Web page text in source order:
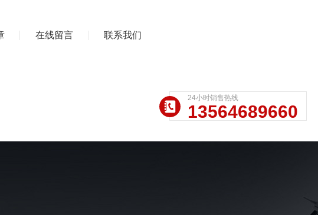
在线留言 联系我们
24小时销售热线
13564689660